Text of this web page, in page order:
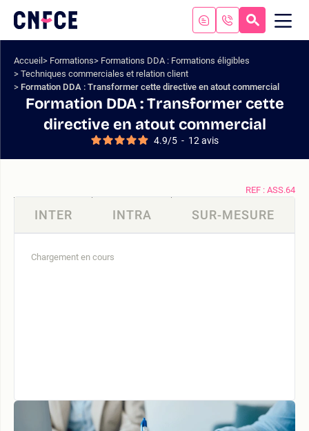
contenu
menu
Logo
site
Accueil Formations
Formations DDA : Formations éligibles
Techniques commerciales et relation client
Formation DDA : Transformer cette directive en atout commercial
Formation DDA : Transformer cette
directive en atout commercial
4.9/5 - 12 avis
REF : ASS.64
INTER INTRA SUR-MESURE